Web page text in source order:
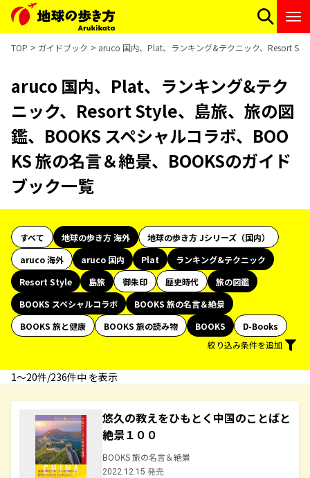
TOP ガイドブック aruco 国内、Plat、ランキング&テクニック、Resort
aruco 国内、Plat、ランキング&テク
ニック、Resort Style、島旅、旅の図
鑑、BOOKS スペシャルコラボ、BOO
KS 旅の名言＆絶景、BOOKSのガイド
ブック一覧
すべて 地球の歩き方 海外
地球の歩き方 Jシリーズ（国内）
aruco 海外
aruco 国内 Plat
ランキング&テクニック
Resort Style
島旅 御朱印 歴史時代
旅の図鑑
BOOKS スペシャルコラボ
BOOKS 旅の名言＆絶景
BOOKS 旅と健康
BOOKS 旅の読み物 BOOKS
D-Books
絞り込み条件を追加
1〜20件/236件中 を表示
悠久の教えをひもとく中国のことばと
絶景１００
BOOKS 旅の名言＆絶景
2022.12.15 発売